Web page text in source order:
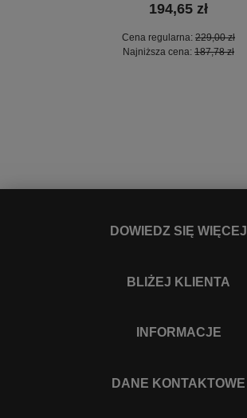
194,65 zł
Cena regularna: 229,00 zł
Najniższa cena: 187,78 zł
DOWIEDZ SIĘ WIĘCEJ
BLIŻEJ KLIENTA
INFORMACJE
DANE KONTAKTOWE